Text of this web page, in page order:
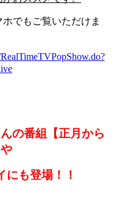
でもご覧いただけま
の番組【正月から
にも登場！！